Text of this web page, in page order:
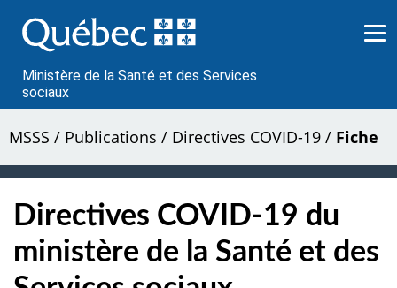
au
contenu
Ministère de la Santé et des Services
sociaux
MSSS / Publications / Directives COVID-19 / Fiche
Directives COVID-19 du
ministère de la Santé et des